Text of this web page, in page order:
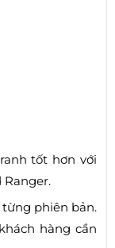
tốt hơn với
phiên bản.
hàng cần